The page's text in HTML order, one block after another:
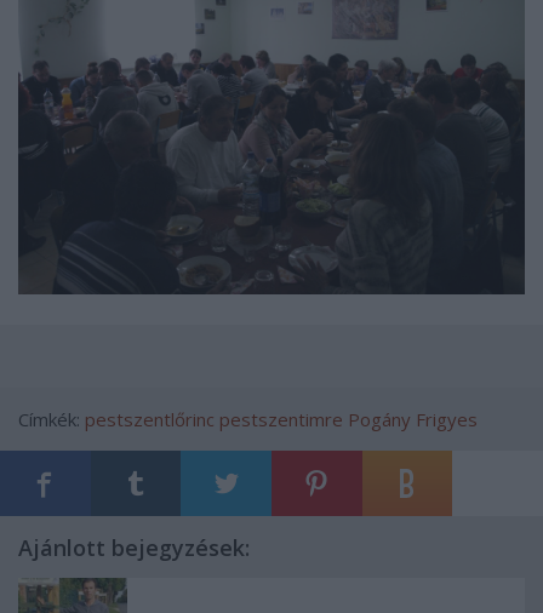
Címkék: pestszentlőrinc pestszentimre Pogány Frigyes
Ajánlott bejegyzések: